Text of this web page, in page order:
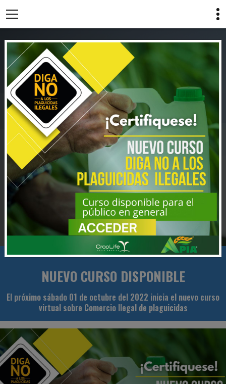
ESTIMADO LECTOR:
PONEMOS A DISPOSICION DEL PRODUCTOR
AGROPECUARIO Y LA SOCIEDAD EN SU
CONJUNTO, MATERIAL DE INTERES COMO SER
AFICHES, CUÑAS RADIALES, PODCASTS,
INFOGRAFIAS, Y VIDEOSEN EL MARCO DE UNA
CAMPAÑA DE LUCHA CONTRA EL COMERCIO
ILEGAL DE INSUMOS AGROPECUARIOS.
NUEVO CURSO DISPONIBLE
El próximo sábado 01 de octubre del 2022 inicia el nuevo curso
virtual sobre Comercio Ilegal de plaguicidas